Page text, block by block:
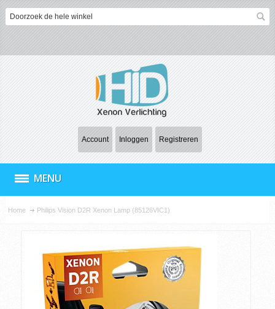
Account Inloggen Registreren
MENU
Home Philips Vision D2R Xenon Lamp (85126VIC1)